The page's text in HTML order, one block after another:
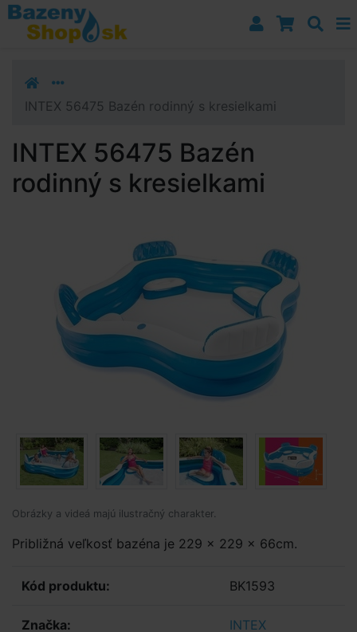
Prejsť k navigácii
Prejsť na obsah
Prejsť k bočnému stĺpci
INTEX 56475 Bazén rodinný s kresielkami
INTEX 56475 Bazén
rodinný s kresielkami
Obrázky a videá majú ilustračný charakter.
Približná veľkosť bazéna je 229 x 229 x 66cm.
Kód produktu: BK1593
Značka: INTEX